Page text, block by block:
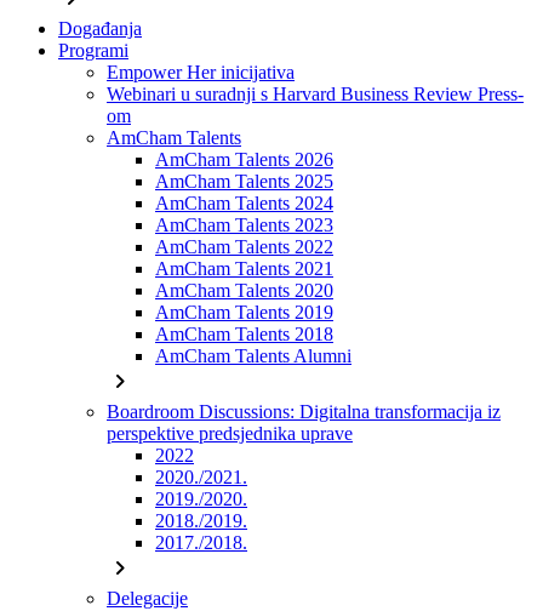
Događanja
Programi
Empower Her inicijativa
Webinari u suradnji s Harvard Business Review Press-
om
AmCham Talents
AmCham Talents 2026
AmCham Talents 2025
AmCham Talents 2024
AmCham Talents 2023
AmCham Talents 2022
AmCham Talents 2021
AmCham Talents 2020
AmCham Talents 2019
AmCham Talents 2018
AmCham Talents Alumni
chevron_right
Boardroom Discussions: Digitalna transformacija iz
perspektive predsjednika uprave
2022
2020./2021.
2019./2020.
2018./2019.
2017./2018.
chevron_right
Delegacije